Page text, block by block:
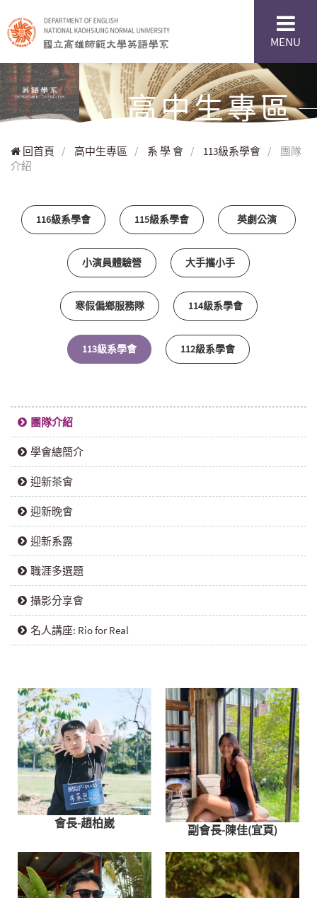
MENU
高中生專區
回首頁 / 高中生專區 / 系 學 會 / 113級系學會 /
團隊
介紹
116級系學會 115級系學會 英劇公演
小演員體驗營 大手攜小手
寒假偏鄉服務隊 114級系學會
113級系學會 112級系學會
團隊介紹
學會總簡介
迎新茶會
迎新晚會
迎新系露
職涯多選題
攝影分享會
名人講座: Rio for Real
會長-趙柏崴 副會長-陳佳(宜頁)